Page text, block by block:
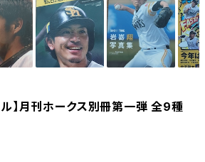
】月刊ホークス別冊第一弾 全9種